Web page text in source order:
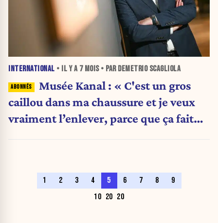
INTERNATIONAL • IL Y A 7 MOIS• PAR DEMETRIO SCAGLIOLA
Musée Kanal : « C'est un gros
caillou dans ma chaussure et je veux
vraiment l’enlever, parce que ça fait
1 2 3 4 5 6 7 8
9
10 20 20